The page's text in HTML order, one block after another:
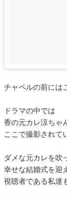
チャペルの前には
ドラマの中では
香の元カレ涼ちゃ
ここで撮影されて
ダメな元カレを吹
幸せな結婚式を迎
視聴者である私